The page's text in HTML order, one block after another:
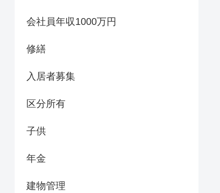
会社員年収1000万円
修繕
入居者募集
区分所有
子供
年金
建物管理